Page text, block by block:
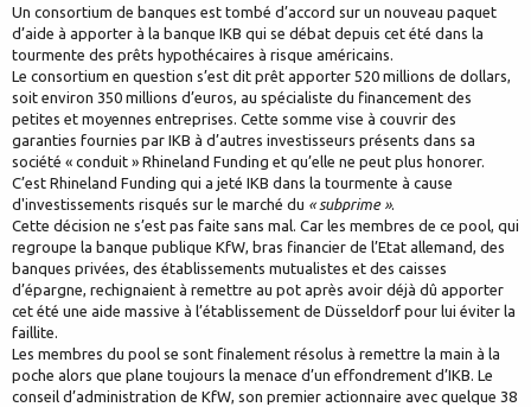
Un consortium de banques est tombé d’accord sur un nouveau paquet
d’aide à apporter à la banque IKB qui se débat depuis cet été dans la
tourmente des prêts hypothécaires à risque américains.
Le consortium en question s’est dit prêt apporter 520 millions de dollars,
soit environ 350 millions d’euros, au spécialiste du financement des
petites et moyennes entreprises. Cette somme vise à couvrir des
garanties fournies par IKB à d’autres investisseurs présents dans sa
société « conduit » Rhineland Funding et qu’elle ne peut plus honorer.
C’est Rhineland Funding qui a jeté IKB dans la tourmente à cause
d'investissements risqués sur le marché du « subprime ».
Cette décision ne s’est pas faite sans mal. Car les membres de ce pool, qui
regroupe la banque publique KfW, bras financier de l’Etat allemand, des
banques privées, des établissements mutualistes et des caisses
d’épargne, rechignaient à remettre au pot après avoir déjà dû apporter
cet été une aide massive à l’établissement de Düsseldorf pour lui éviter la
faillite.
Les membres du pool se sont finalement résolus à remettre la main à la
poche alors que plane toujours la menace d’un effondrement d’IKB. Le
conseil d’administration de KfW, son premier actionnaire avec quelque 38